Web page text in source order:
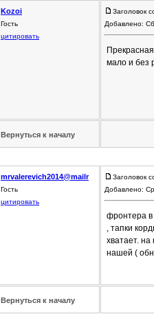
Kozoi
Гость
цитировать
Заголовок
Добавлено:
мало и без
Вернуться к началу
mrvalerevich2014@mailr
Гость
цитировать
Заголовок
Добавлено:
фронтера в
, тапки
хватает.
нашей (
Вернуться к началу